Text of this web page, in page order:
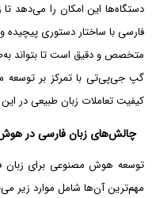
دستگاه‌ها این امکان را می‌دهد تا
فارسی با ساختار دستوری
متخصص و دقیق است تا بتواند
گپ جی‌پی‌تی با تمرکز بر توسعه
کیفیت تعاملات زبان طبیعی در این
چالش‌های زبان فارسی در
توسعه هوش مصنوعی برای
مهم‌ترین آن‌ها شامل موارد زیر